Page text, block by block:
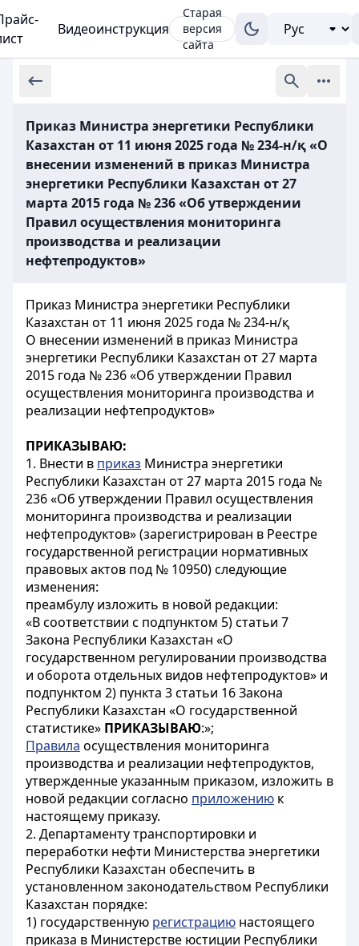
Видеоинструкция
Старая
версия
сайта
Приказ Министра энергетики Республики
Казахстан от 11 июня 2025 года № 234-н/қ «О
внесении изменений в приказ Министра
энергетики Республики Казахстан от 27
марта 2015 года № 236 «Об утверждении
Правил осуществления мониторинга
производства и реализации
нефтепродуктов»
Приказ Министра энергетики Республики
Казахстан от 11 июня 2025 года № 234-н/қ
О внесении изменений в приказ Министра
энергетики Республики Казахстан от 27 марта
2015 года № 236 «Об утверждении Правил
осуществления мониторинга производства и
реализации нефтепродуктов»
ПРИКАЗЫВАЮ:
1. Внести в приказ Министра энергетики
Республики Казахстан от 27 марта 2015 года №
236 «Об утверждении Правил осуществления
мониторинга производства и реализации
нефтепродуктов» (зарегистрирован в Реестре
государственной регистрации нормативных
правовых актов под № 10950) следующие
изменения:
преамбулу изложить в новой редакции:
«В соответствии с подпунктом 5) статьи 7
Закона Республики Казахстан «О
государственном регулировании производства
и оборота отдельных видов нефтепродуктов» и
подпунктом 2) пункта 3 статьи 16 Закона
Республики Казахстан «О государственной
статистике» ПРИКАЗЫВАЮ:»;
Правила осуществления мониторинга
производства и реализации нефтепродуктов,
утвержденные указанным приказом, изложить в
новой редакции согласно приложению к
настоящему приказу.
2. Департаменту транспортировки и
переработки нефти Министерства энергетики
Республики Казахстан обеспечить в
установленном законодательством Республики
Казахстан порядке:
1) государственную регистрацию настоящего
приказа в Министерстве юстиции Республики